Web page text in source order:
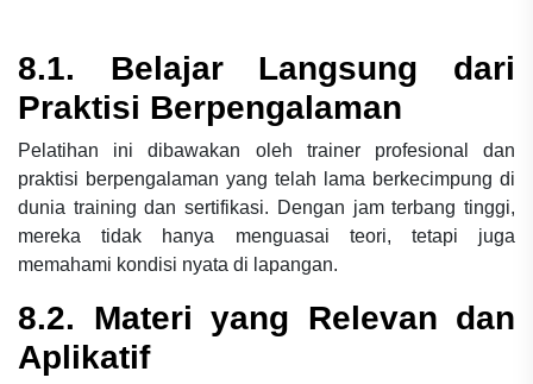
8.1. Belajar Langsung dari
Praktisi Berpengalaman
Pelatihan ini dibawakan oleh trainer profesional dan
praktisi berpengalaman yang telah lama berkecimpung di
dunia training dan sertifikasi. Dengan jam terbang tinggi,
mereka tidak hanya menguasai teori, tetapi juga
memahami kondisi nyata di lapangan.
8.2. Materi yang Relevan dan
Aplikatif